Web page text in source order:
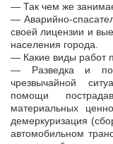
— Так чем же
— Аварийно-
своей лицензии и
населения города.
— Какие виды работ
— Разведка и
чрезвычайной
помощи
материальных
демеркуризация
автомобильном